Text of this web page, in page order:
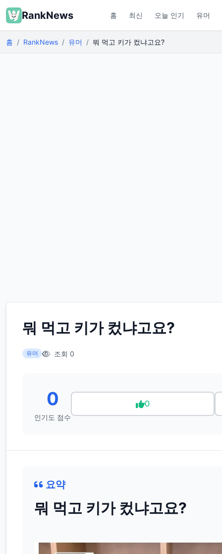
RankNews 홈 최신 오늘 인기 유머
홈 RankNews 유머 뭐 먹고 키가 컸냐고요?
뭐 먹고 키가 컸냐고요?
유머 조회 0
0
인기도 점수
0
요약
뭐 먹고 키가 컸냐고요?